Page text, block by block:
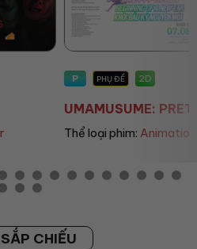
PHỤ ĐỀ 2D
UMAMUSUME: PRETT...
Thể loại phim:Animation
CHIẾU